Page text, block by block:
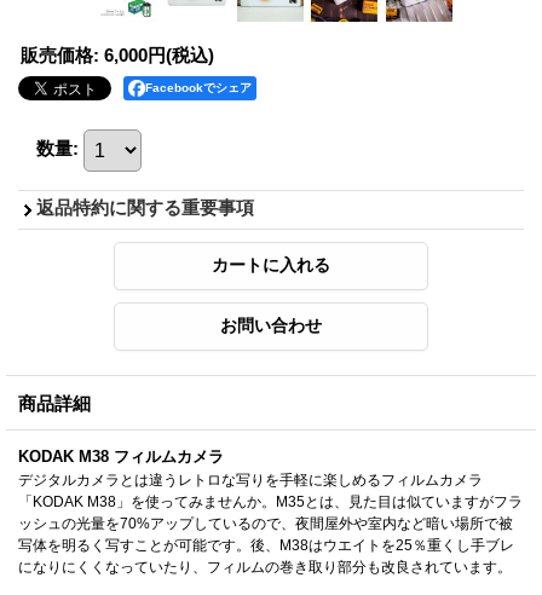
販売価格: 6,000円(税込)
Facebookでシェア
数量:
返品特約に関する重要事項
商品詳細
KODAK M38 フィルムカメラ
デジタルカメラとは違うレトロな写りを手軽に楽しめるフィルムカメラ
「KODAK M38」を使ってみませんか。M35とは、見た目は似ていますがフラ
ッシュの光量を70%アップしているので、夜間屋外や室内など暗い場所で被
写体を明るく写すことが可能です。後、M38はウエイトを25％重くし手ブレ
になりにくくなっていたり、フィルムの巻き取り部分も改良されています。